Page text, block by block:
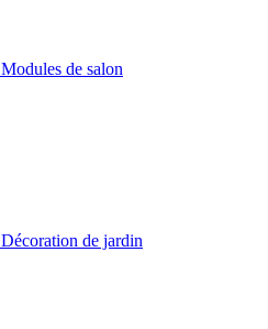
Modules de salon
Décoration de jardin